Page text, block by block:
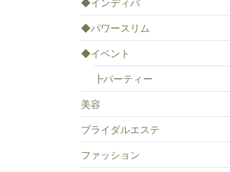
◆パワースリム
◆イベント
┣パーティー
美容
ブライダルエステ
ファッション